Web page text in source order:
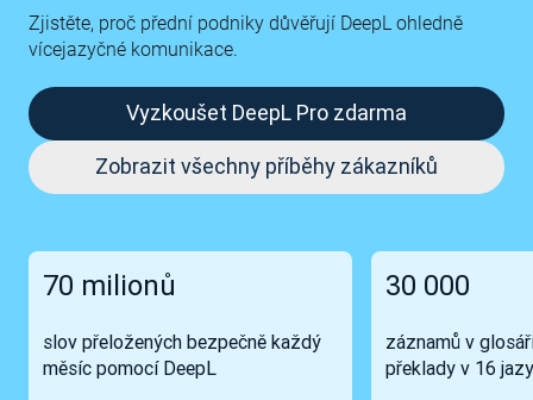
Zjistěte, proč přední podniky důvěřují DeepL ohledně
vícejazyčné komunikace.
Vyzkoušet DeepL Pro zdarma
Zobrazit všechny příběhy zákazníků
70 milionů
slov přeložených bezpečně každý
měsíc pomocí DeepL
30 000
záznamů v
překlady v 16